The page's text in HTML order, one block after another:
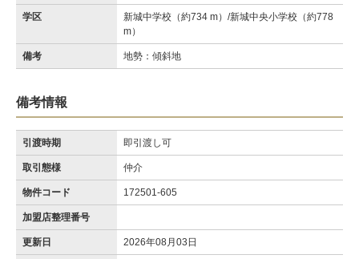
学区
新城中学校（約734 m）/新城中央小学校（約778
m）
備考 地勢：傾斜地
備考情報
引渡時期 即引渡し可
取引態様 仲介
物件コード 172501-605
加盟店整理番号
更新日 2026年08月03日